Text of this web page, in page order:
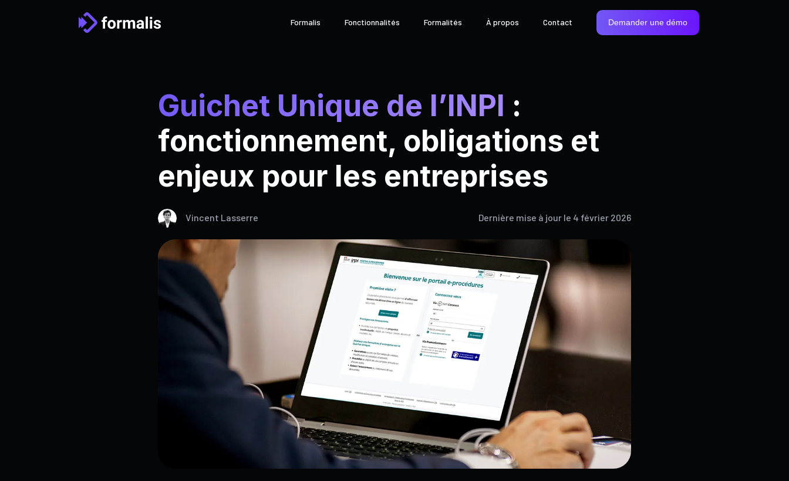
Formalis Fonctionnalités Formalités À propos Contact Demander une démo
Guichet Unique de l’INPI :
fonctionnement, obligations et
enjeux pour les entreprises
Vincent Lasserre Dernière mise à jour le 4 février 2026